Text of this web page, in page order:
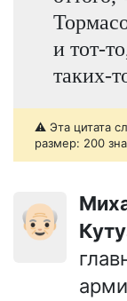
и тот-
таких-
⚠️ Эта цитата
размер: 200
👴🏻
Михаил Илларионович